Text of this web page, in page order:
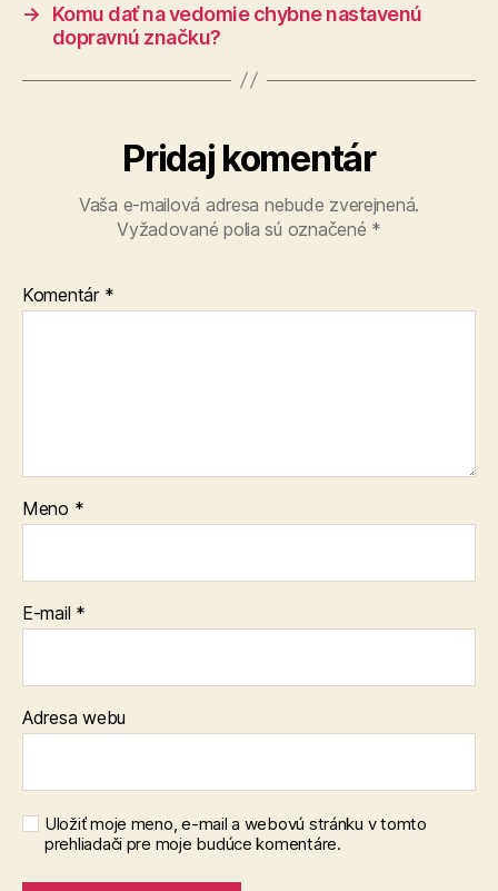
→
Komu dať na vedomie chybne nastavenú
dopravnú značku?
Pridaj komentár
Vaša e-mailová adresa nebude zverejnená.
Vyžadované polia sú označené *
Komentár *
Meno *
E-mail *
Adresa webu
Uložiť moje meno, e-mail a webovú stránku v tomto
prehliadači pre moje budúce komentáre.